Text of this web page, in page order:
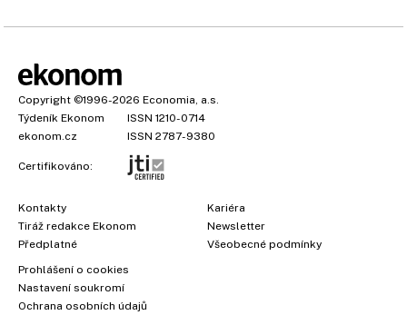
Copyright ©1996-2026 Economia, a.s.
Týdeník Ekonom
ISSN 1210-0714
ekonom.cz
ISSN 2787-9380
Certifikováno:
Kontakty
Tiráž redakce Ekonom
Předplatné
Kariéra
Newsletter
Všeobecné podmínky
Prohlášení o cookies
Nastavení soukromí
Ochrana osobních údajů